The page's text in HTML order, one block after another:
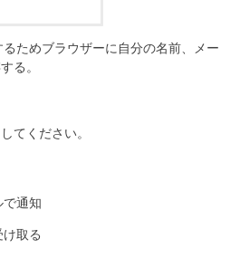
ためブラウザーに自分の名前、メー
る。
てください。
で通知
取る